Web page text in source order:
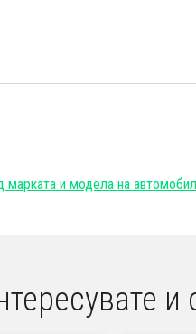
марката и модела на
и